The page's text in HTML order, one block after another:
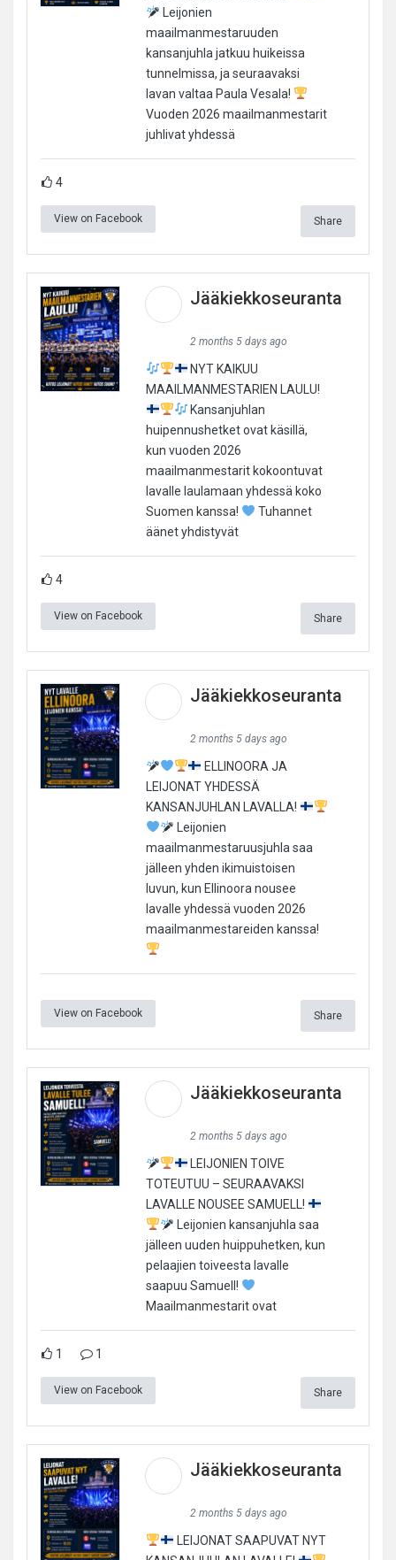
Leijonien
maailmanmestaruuden
kansanjuhla jatkuu huikeissa
tunnelmissa, ja seuraavaksi
lavan valtaa Paula Vesala!
Vuoden 2026 maailmanmestarit
juhlivat yhdessä
4
View on Facebook Share
Jääkiekkoseuranta
2 months 5 days ago
NYT KAIKUU
MAAILMANMESTARIEN LAULU!
Kansanjuhlan
huipennushetket ovat käsillä,
kun vuoden 2026
maailmanmestarit kokoontuvat
lavalle laulamaan yhdessä koko
Suomen kanssa!
Tuhannet
äänet yhdistyvät
4
View on Facebook Share
Jääkiekkoseuranta
2 months 5 days ago
ELLINOORA JA
LEIJONAT YHDESSÄ
KANSANJUHLAN LAVALLA!
Leijonien
maailmanmestaruusjuhla saa
jälleen yhden ikimuistoisen
luvun, kun Ellinoora nousee
lavalle yhdessä vuoden 2026
maailmanmestareiden kanssa!
View on Facebook Share
Jääkiekkoseuranta
2 months 5 days ago
LEIJONIEN TOIVE
TOTEUTUU – SEURAAVAKSI
LAVALLE NOUSEE SAMUELL!
Leijonien kansanjuhla saa
jälleen uuden huippuhetken, kun
pelaajien toiveesta lavalle
saapuu Samuell!
Maailmanmestarit ovat
1 1
View on Facebook Share
Jääkiekkoseuranta
2 months 5 days ago
LEIJONAT SAAPUVAT NYT